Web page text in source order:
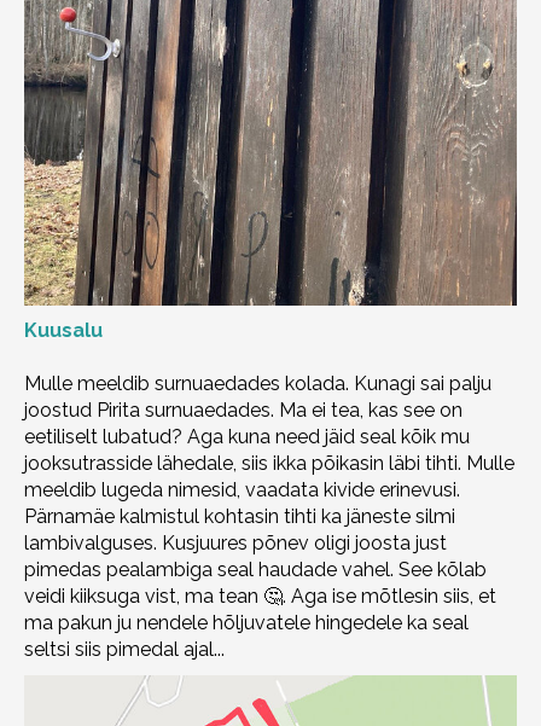
Kuusalu
Mulle meeldib surnuaedades kolada. Kunagi sai palju
joostud Pirita surnuaedades. Ma ei tea, kas see on
eetiliselt lubatud? Aga kuna need jäid seal kõik mu
jooksutrasside lähedale, siis ikka põikasin läbi tihti. Mulle
meeldib lugeda nimesid, vaadata kivide erinevusi.
Pärnamäe kalmistul kohtasin tihti ka jäneste silmi
lambivalguses. Kusjuures põnev oligi joosta just
pimedas pealambiga seal haudade vahel. See kõlab
veidi kiiksuga vist, ma tean 🤔. Aga ise mõtlesin siis, et
ma pakun ju nendele hõljuvatele hingedele ka seal
seltsi siis pimedal ajal...